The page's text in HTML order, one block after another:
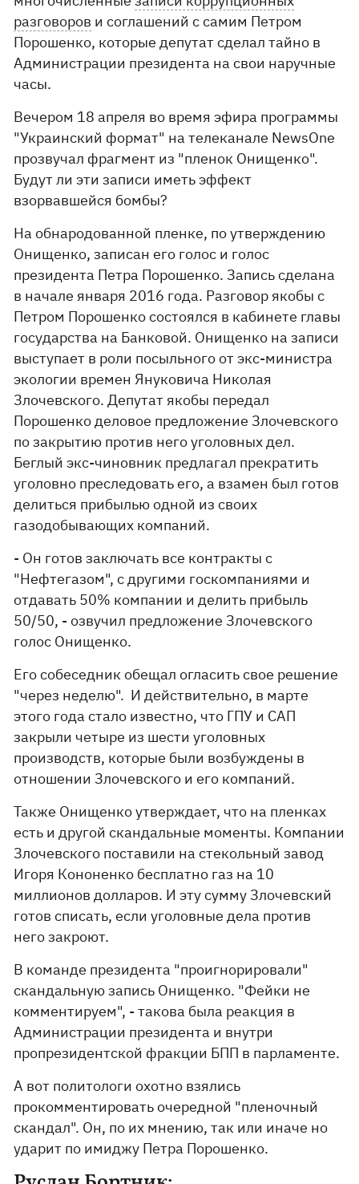
разговоров и соглашений с самим Петром
Порошенко, которые депутат сделал тайно в
Администрации президента на свои наручные
часы.
Вечером 18 апреля во время эфира программы
"Украинский формат" на телеканале NewsOne
прозвучал фрагмент из "пленок Онищенко".
Будут ли эти записи иметь эффект
взорвавшейся бомбы?
На обнародованной пленке, по утверждению
Онищенко, записан его голос и голос
президента Петра Порошенко. Запись сделана
в начале января 2016 года. Разговор якобы с
Петром Порошенко состоялся в кабинете главы
государства на Банковой. Онищенко на записи
выступает в роли посыльного от экс-министра
экологии времен Януковича Николая
Злочевского. Депутат якобы передал
Порошенко деловое предложение Злочевского
по закрытию против него уголовных дел.
Беглый экс-чиновник предлагал прекратить
уголовно преследовать его, а взамен был готов
делиться прибылью одной из своих
газодобывающих компаний.
- Он готов заключать все контракты с
"Нефтегазом", с другими госкомпаниями и
отдавать 50% компании и делить прибыль
50/50, - озвучил предложение Злочевского
голос Онищенко.
Его собеседник обещал огласить свое решение
"через неделю". И действительно, в марте
этого года стало известно, что ГПУ и САП
закрыли четыре из шести уголовных
производств, которые были возбуждены в
отношении Злочевского и его компаний.
Также Онищенко утверждает, что на пленках
есть и другой скандальные моменты. Компании
Злочевского поставили на стекольный завод
Игоря Кононенко бесплатно газ на 10
миллионов долларов. И эту сумму Злочевский
готов списать, если уголовные дела против
него закроют.
В команде президента "проигнорировали"
скандальную запись Онищенко. "Фейки не
комментируем", - такова была реакция в
Администрации президента и внутри
пропрезидентской фракции БПП в парламенте.
А вот политологи охотно взялись
прокомментировать очередной "пленочный
скандал". Он, по их мнению, так или иначе но
ударит по имиджу Петра Порошенко.